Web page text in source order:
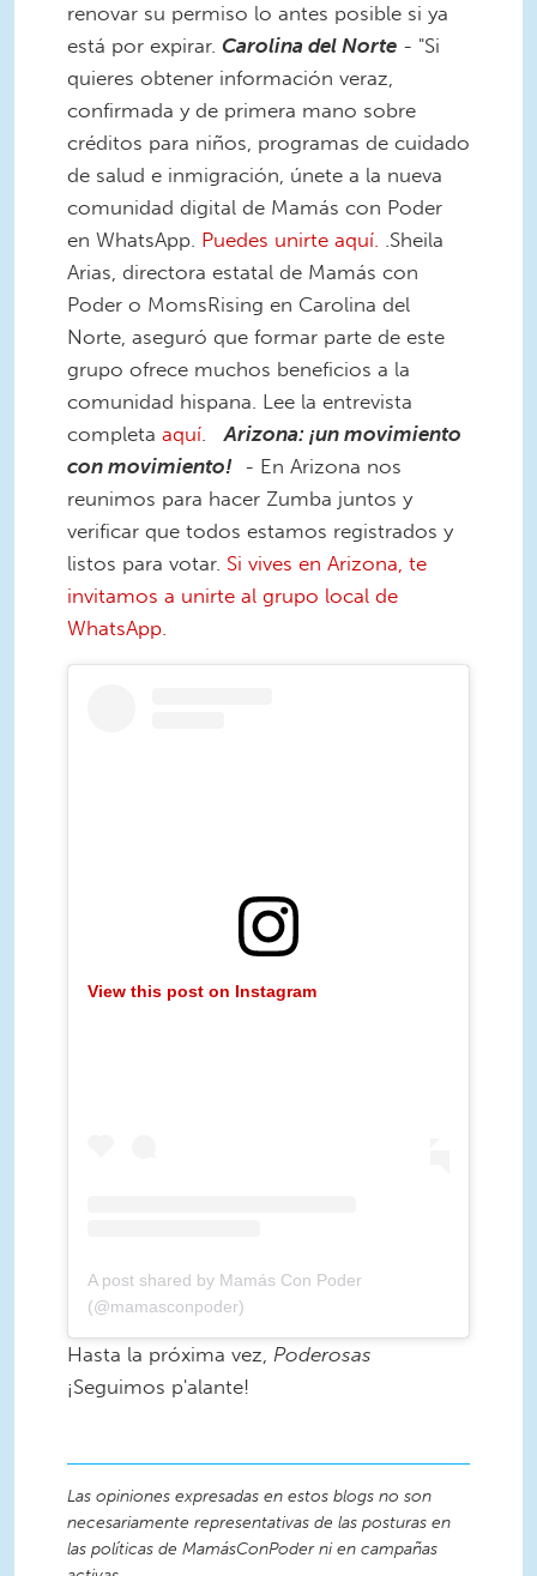
renovar su permiso lo antes posible si ya
está por expirar. Carolina del Norte - "Si
quieres obtener información veraz,
confirmada y de primera mano sobre
créditos para niños, programas de cuidado
de salud e inmigración, únete a la nueva
comunidad digital de Mamás con Poder
en WhatsApp. Puedes unirte aquí. .Sheila
Arias, directora estatal de Mamás con
Poder o MomsRising en Carolina del
Norte, aseguró que formar parte de este
grupo ofrece muchos beneficios a la
comunidad hispana. Lee la entrevista
completa aquí.
Arizona: ¡un movimiento
con movimiento! - En Arizona nos
reunimos para hacer Zumba juntos y
verificar que todos estamos registrados y
listos para votar. Si vives en Arizona, te
invitamos a unirte al grupo local de
WhatsApp.
View this post on Instagram
A post shared by Mamás Con Poder
(@mamasconpoder)
Hasta la próxima vez, Poderosas
¡Seguimos p'alante!
Las opiniones expresadas en estos blogs no son
necesariamente representativas de las posturas en
las políticas de MamásConPoder ni en campañas